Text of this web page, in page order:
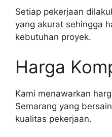
Setiap pekerjaan
yang akurat sehingga
kebutuhan proyek.
Harga
Kami menawarkan
Semarang yang
kualitas pekerjaan.